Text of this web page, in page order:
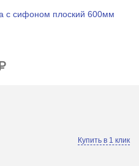
с сифоном плоский 600мм
Купить в 1 клик